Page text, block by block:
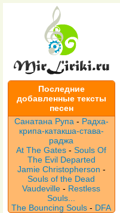
Последние
добавленные тексты
песен
Санатана Рупа - Радха-
крипа-катакша-става-
раджа
At The Gates -Souls Of
The Evil Departed
Jamie Christopherson -
Souls of the Dead
Vaudeville- Restless
Souls...
The Bouncing Souls - DFA